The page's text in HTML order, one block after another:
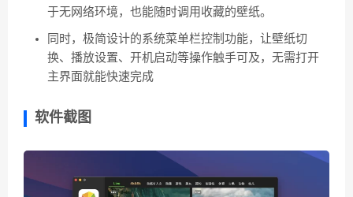
于无网络环境，也能随时调用收藏的壁纸。
同时，极简设计的系统菜单栏控制功能，让壁纸切
换、播放设置、开机启动等操作触手可及，无需打开
主界面就能快速完成
软件截图